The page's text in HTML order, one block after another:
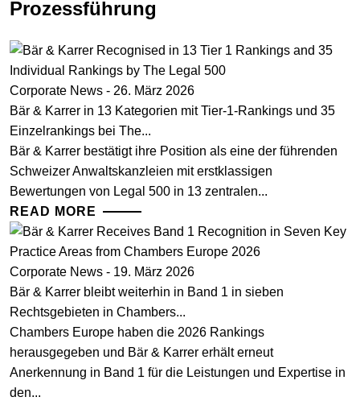
Prozessführung
Corporate News - 26. März 2026
Bär & Karrer in 13 Kategorien mit Tier-1-Rankings und 35
Einzelrankings bei The...
Bär & Karrer bestätigt ihre Position als eine der führenden
Schweizer Anwaltskanzleien mit erstklassigen
Bewertungen von Legal 500 in 13 zentralen...
READ MORE
Corporate News - 19. März 2026
Bär & Karrer bleibt weiterhin in Band 1 in sieben
Rechtsgebieten in Chambers...
Chambers Europe haben die 2026 Rankings
herausgegeben und Bär & Karrer erhält erneut
Anerkennung in Band 1 für die Leistungen und Expertise in
den...